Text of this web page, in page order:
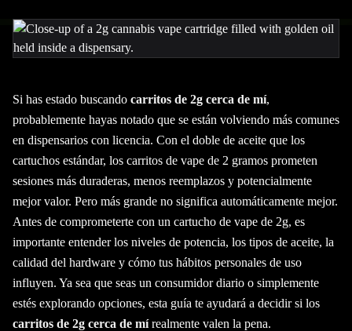
Si has estado buscando carritos de 2g cerca de mí,
probablemente hayas notado que se están volviendo más comunes
en dispensarios con licencia. Con el doble de aceite que los
cartuchos estándar, los carritos de vape de 2 gramos prometen
sesiones más duraderas, menos reemplazos y potencialmente
mejor valor. Pero más grande no significa automáticamente mejor.
Antes de comprometerte con un cartucho de vape de 2g, es
importante entender los niveles de potencia, los tipos de aceite, la
calidad del hardware y cómo tus hábitos personales de uso
influyen. Ya sea que seas un consumidor diario o simplemente
estés explorando opciones, esta guía te ayudará a decidir si los
carritos de 2g cerca de mírealmente valen la pena.